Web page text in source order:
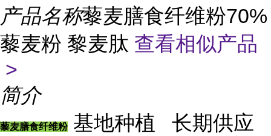
产品名称藜麦膳食纤维粉70%
藜麦粉 黎麦肽 查看相似产品
>
简介
藜麦膳食纤维粉基地种植 长期供应